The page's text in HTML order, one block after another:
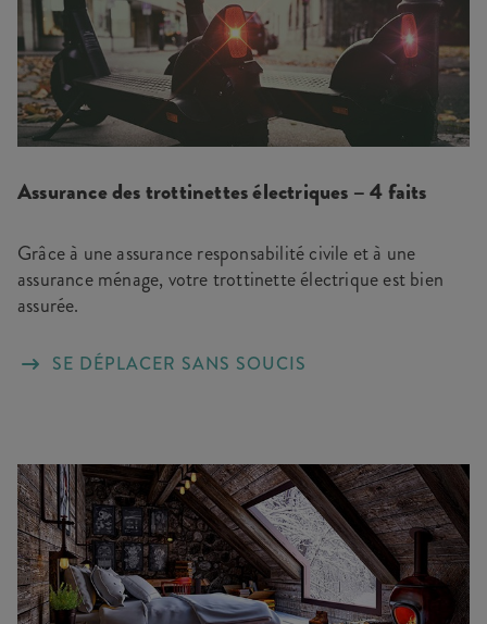
Assurance des trottinettes électriques – 4 faits
Grâce à une assurance responsabilité civile et à une
assurance ménage, votre trottinette électrique est bien
assurée.
SE DÉPLACER SANS SOUCIS